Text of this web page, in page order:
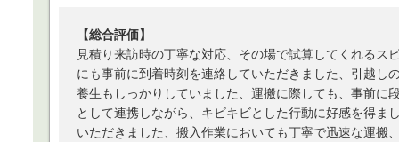
【総合評価】
見積り来訪時の丁寧な対応、その場で試算してくれる
にも事前に到着時刻を連絡していただきました、引越し
養生もしっかりしていました、運搬に際しても、事前に
として連携しながら、キビキビとした行動に好感を得
いただきました、搬入作業においても丁寧で迅速な運搬